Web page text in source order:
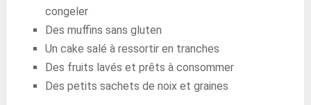
congeler
Des muffins sans gluten
Un cake salé à ressortir en tranches
Des fruits lavés et prêts à consommer
Des petits sachets de noix et graines